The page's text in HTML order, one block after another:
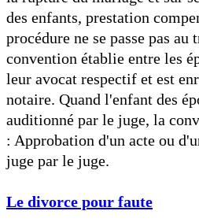
des enfants, prestation
procédure ne se passe pas au
convention établie entre les
leur avocat respectif et est
notaire. Quand l'enfant des
auditionné par le juge, la
: Approbation d'un acte ou
juge par le juge.
Le divorce pour faute